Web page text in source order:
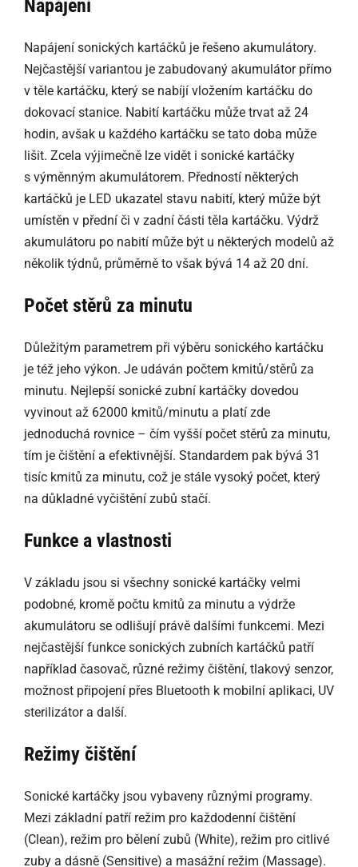
Napájení
Napájení sonických kartáčků je řešeno akumulátory.
Nejčastější variantou je zabudovaný akumulátor přímo
v těle kartáčku, který se nabíjí vložením kartáčku do
dokovací stanice. Nabití kartáčku může trvat až 24
hodin, avšak u každého kartáčku se tato doba může
lišit. Zcela výjimečně lze vidět i sonické kartáčky
s výměnným akumulátorem. Předností některých
kartáčků je LED ukazatel stavu nabití, který může být
umístěn v přední či v zadní části těla kartáčku. Výdrž
akumulátoru po nabití může být u některých modelů až
několik týdnů, průměrně to však bývá 14 až 20 dní.
Počet stěrů za minutu
Důležitým parametrem při výběru sonického kartáčku
je též jeho výkon. Je udáván počtem kmitů/stěrů za
minutu. Nejlepší sonické zubní kartáčky dovedou
vyvinout až 62000 kmitů/minutu a platí zde
jednoduchá rovnice – čím vyšší počet stěrů za minutu,
tím je čištění a efektivnější. Standardem pak bývá 31
tisíc kmitů za minutu, což je stále vysoký počet, který
na důkladné vyčištění zubů stačí.
Funkce a vlastnosti
V základu jsou si všechny sonické kartáčky velmi
podobné, kromě počtu kmitů za minutu a výdrže
akumulátoru se odlišují právě dalšími funkcemi. Mezi
nejčastější funkce sonických zubních kartáčků patří
například časovač, různé režimy čištění, tlakový senzor,
možnost připojení přes Bluetooth k mobilní aplikaci, UV
sterilizátor a další.
Režimy čištění
Sonické kartáčky jsou vybaveny různými programy.
Mezi základní patří režim pro každodenní čištění
(Clean), režim pro bělení zubů (White), režim pro citlivé
zuby a dásně (Sensitive) a masážní režim (Massage).